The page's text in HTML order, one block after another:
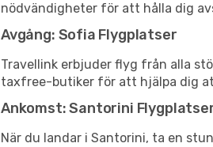
nödvändigheter för att hålla dig
Avgång: Sofia Flygplatser
Travellink erbjuder flyg från alla
taxfree-butiker för att hjälpa dig
Ankomst: Santorini
När du landar i Santorini, ta en